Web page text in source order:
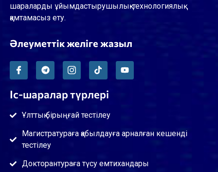
шараларды ұйымдастырушылық-технологиялық
қамтамасыз ету.
Әлеуметтік желіге жазыл
Іс-шаралар түрлері
Ұлттық бірыңғай тестілеу
Магистратураға қабылдауға арналған кешенді
тестілеу
Докторантураға түсу емтихандары